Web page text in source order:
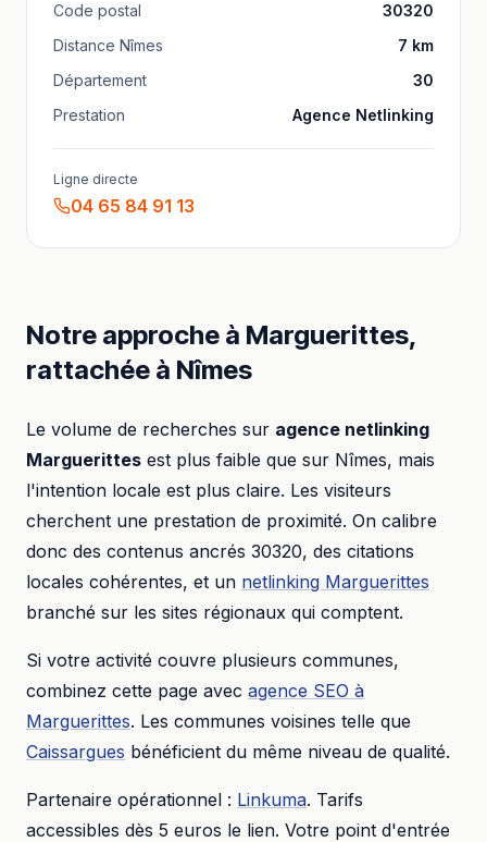
Code postal
30320
Distance Nîmes 7 km
Département
30
Prestation
Agence Netlinking
Ligne directe
04 65 84 91 13
Notre approche à Marguerittes,
rattachée à Nîmes
Le volume de recherches sur agence netlinking
Marguerittes est plus faible que sur Nîmes, mais
l'intention locale est plus claire. Les visiteurs
cherchent une prestation de proximité. On calibre
donc des contenus ancrés 30320, des citations
locales cohérentes, et un netlinking Marguerittes
branché sur les sites régionaux qui comptent.
Si votre activité couvre plusieurs communes,
combinez cette page avec agence SEO à
Marguerittes. Les communes voisines telle que
Caissargues bénéficient du même niveau de qualité.
Partenaire opérationnel : Linkuma. Tarifs
accessibles dès 5 euros le lien. Votre point d'entrée